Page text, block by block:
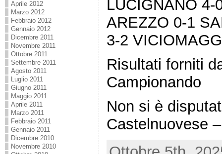
Aprile 2012
Marzo 2012
Febbraio 2012
Gennaio 2012
Dicembre 2011
Novembre 2011
Ottobre 2011
Settembre 2011
Agosto 2011
Luglio 2011
Giugno 2011
Maggio 2011
Aprile 2011
Marzo 2011
Febbraio 2011
Gennaio 2011
Dicembre 2010
Novembre 2010
LUCIGNANO
AREZZO 0-1
3-2
Risultati forniti
Campionando
Non si è
Castelnuovese